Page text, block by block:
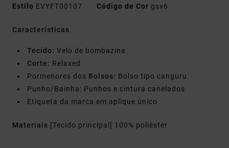
Estilo EVYFT00107 Código de Cor gsv6
Características
Tecido: Velo de bombazina
Corte: Relaxed
Pormenores dos Bolsos: Bolso tipo canguru
Punho/Bainha: Punhos e cintura canelados
Etiqueta da marca em aplique único
Materiais [Tecido principal] 100% poliéster